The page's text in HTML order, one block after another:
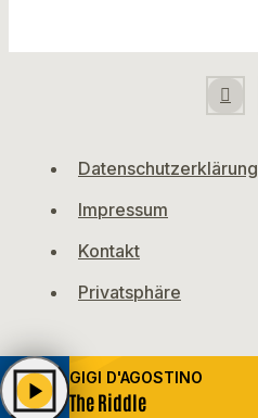
Datenschutzerklärung
Impressum
Kontakt
Privatsphäre
GIGI D'AGOSTINO
The Riddle
play_arrow